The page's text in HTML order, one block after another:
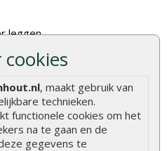
, maakt gebruik van
technieken.
functionele cookies om het
na te gaan en de
gegevens te
leggen
maken